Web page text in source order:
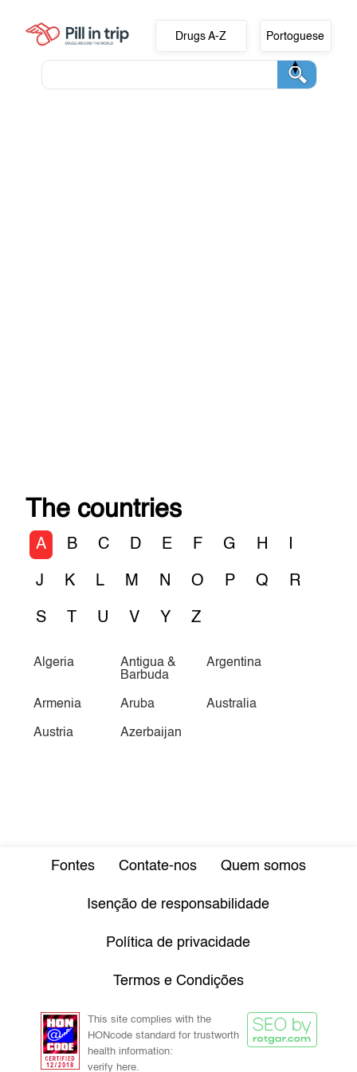
Drugs A-Z Portoguese
The countries
A B C D E F G H I
J K L M N O P Q R
S T U V Y Z
Algeria
Antigua &
Barbuda
Argentina
Armenia Aruba Australia
Austria Azerbaijan
Fontes Contate-nos Quem somos
Isenção de responsabilidade
Política de privacidade
Termos e Condições
This site complies with the
HONcode standard for trustworth
health information:
verify here.